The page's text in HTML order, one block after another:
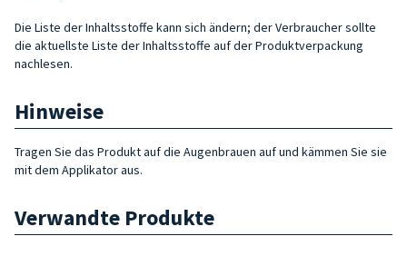
Die Liste der Inhaltsstoffe kann sich ändern; der Verbraucher sollte
die aktuellste Liste der Inhaltsstoffe auf der Produktverpackung
nachlesen.
Hinweise
Tragen Sie das Produkt auf die Augenbrauen auf und kämmen Sie sie
mit dem Applikator aus.
Verwandte Produkte